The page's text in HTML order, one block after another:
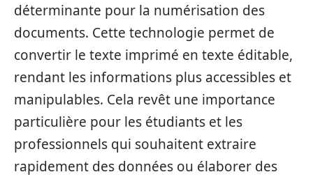
déterminante pour la numérisation des
documents. Cette technologie permet de
convertir le texte imprimé en texte éditable,
rendant les informations plus accessibles et
manipulables. Cela revêt une importance
particulière pour les étudiants et les
professionnels qui souhaitent extraire
rapidement des données ou élaborer des